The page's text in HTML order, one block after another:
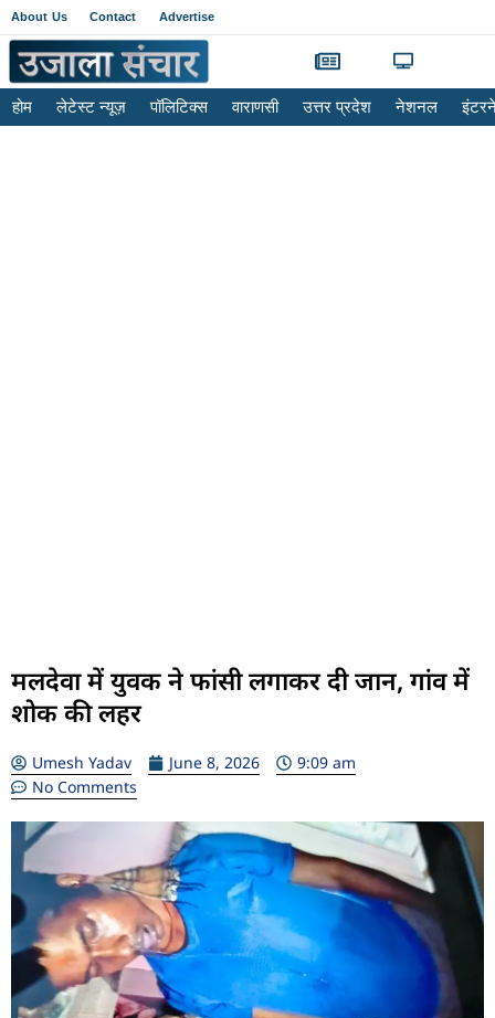
About Us Contact Advertise
होम लेटेस्ट न्यूज़ पॉलिटिक्स वाराणसी उत्तर प्रदेश नेशनल
मलदेवा में युवक ने फांसी लगाकर दी जान, गांव में
शोक की लहर
Umesh Yadav June 8, 2026
9:09 am
No Comments